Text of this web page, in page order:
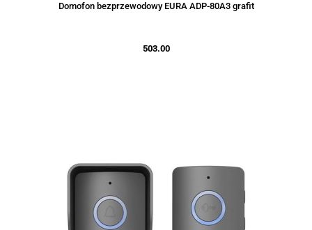
Domofon bezprzewodowy EURA ADP-80A3 grafit
503.00